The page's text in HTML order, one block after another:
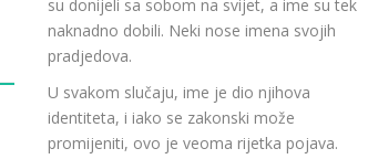
su donijeli sa sobom na svijet, a ime su tek
naknadno dobili. Neki nose imena svojih
pradjedova.
U svakom slučaju, ime je dio njihova
identiteta, i iako se zakonski može
promijeniti, ovo je veoma rijetka pojava.